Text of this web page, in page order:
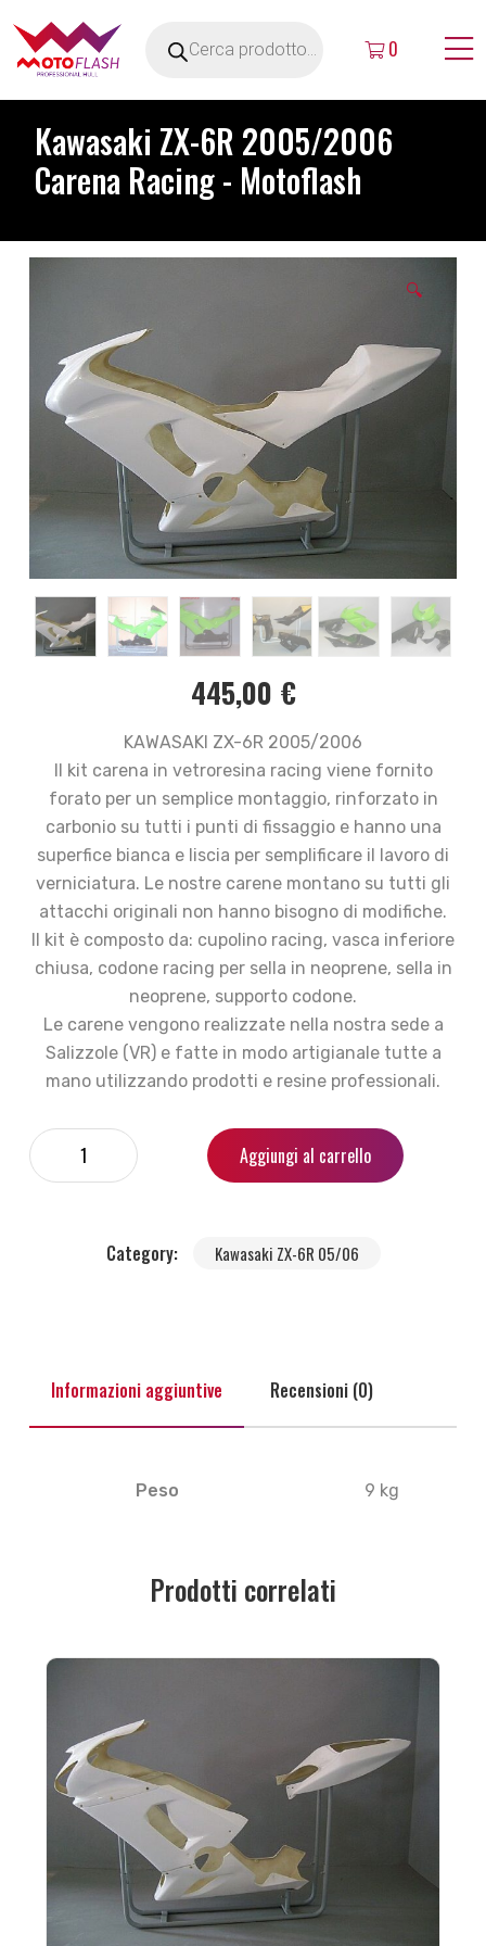
0
Kawasaki ZX-6R 2005/2006
Carena Racing - Motoflash
🔍
445,00 €
KAWASAKI ZX-6R 2005/2006
Il kit carena in vetroresina racing viene fornito
forato per un semplice montaggio, rinforzato in
carbonio su tutti i punti di fissaggio e hanno una
superfice bianca e liscia per semplificare il lavoro di
verniciatura. Le nostre carene montano su tutti gli
attacchi originali non hanno bisogno di modifiche.
Il kit è composto da: cupolino racing, vasca inferiore
chiusa, codone racing per sella in neoprene, sella in
neoprene, supporto codone.
Le carene vengono realizzate nella nostra sede a
Salizzole (VR) e fatte in modo artigianale tutte a
mano utilizzando prodotti e resine professionali.
Aggiungi al carrello
Category: Kawasaki ZX-6R 05/06
Informazioni aggiuntive Recensioni (0)
Peso 9 kg
Prodotti correlati